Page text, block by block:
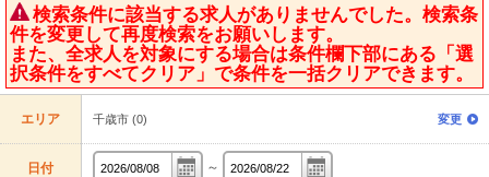
検索条件に該当する求人がありませんでした。検索条
件を変更して再度検索をお願いします。
また、全求人を対象にする場合は条件欄下部にある「選
択条件をすべてクリア」で条件を一括クリアできます。
エリア 千歳市 (0) 変更
日付 ～